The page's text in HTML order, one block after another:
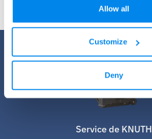
Allow all
Customize
Deny
Service de KNUTH